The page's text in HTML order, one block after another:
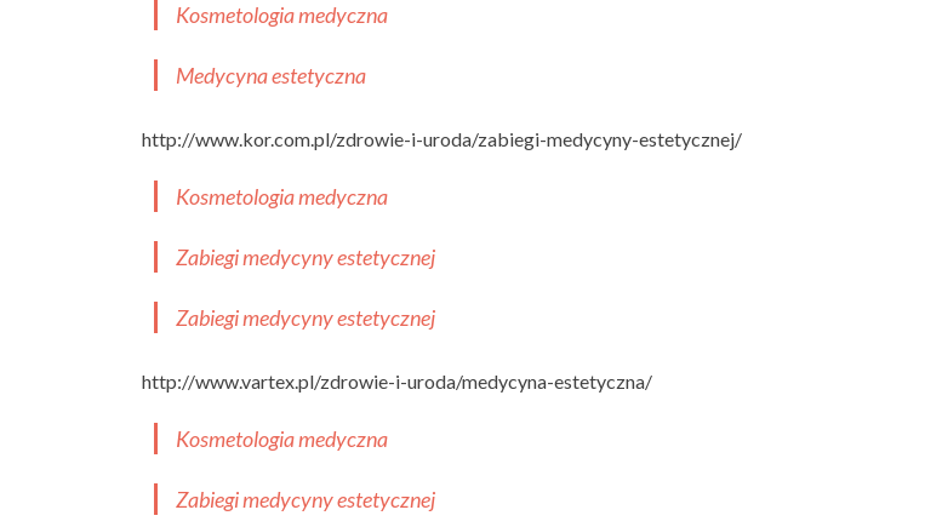
Kosmetologia medyczna
Medycyna estetyczna
http://www.kor.com.pl/zdrowie-i-uroda/zabiegi-medycyny-estetycznej/
Kosmetologia medyczna
Zabiegi medycyny estetycznej
Zabiegi medycyny estetycznej
http://www.vartex.pl/zdrowie-i-uroda/medycyna-estetyczna/
Kosmetologia medyczna
Zabiegi medycyny estetycznej